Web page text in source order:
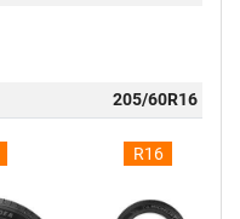
205/60R16
R16